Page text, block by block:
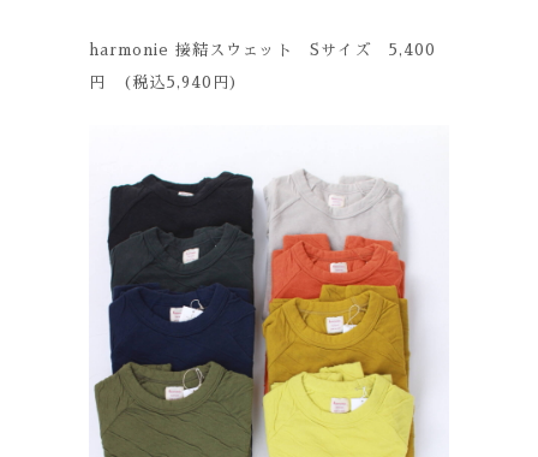
harmonie 接結スウェット Sサイズ 5,400
円 (税込5,940円)